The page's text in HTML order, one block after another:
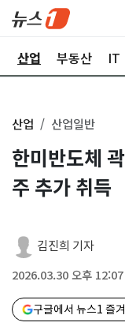
산업 부동산 IT
산업 산업일반
한미반도체
주 추가 취득
김진희 기자
2026.03.30 오후 12:07
구글에서 뉴스1 즐